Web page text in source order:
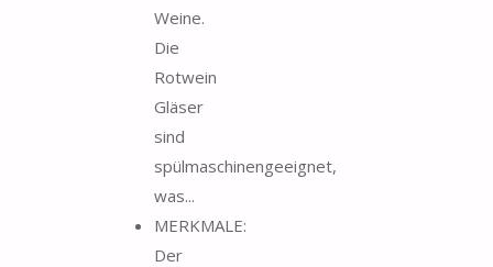
Weine.
Die
Rotwein
Gläser
sind
spülmaschinengeeignet,
was...
MERKMALE:
Der